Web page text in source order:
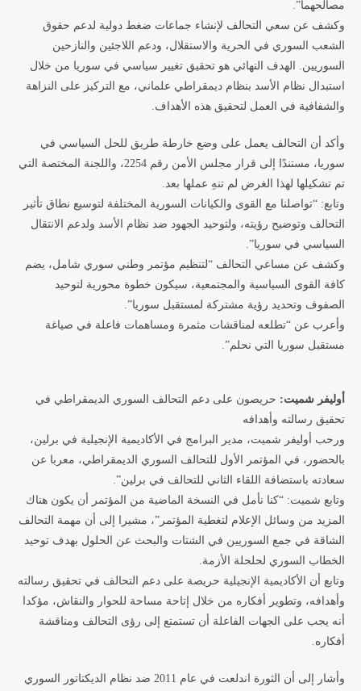
مصالحهما”.
وكشف عن سعي التحالف لإنشاء جماعات ضغط دولية لدعم حقوق
الشعب السوري في الحرية والاستقلال، ودعم اللاجئين والنازحين
السوريين. الهدف النهائي هو تحقيق تغيير سياسي في سوريا من خلال
استبدال نظام الأسد بنظام ديمقراطي علماني، مع التركيز على النزاهة
والشفافية في العمل لتحقيق هذه الأهداف.
وأكد أن التحالف يعمل على وضع خارطة طريق للحل السياسي في
سوريا، مستندًا إلى قرار مجلس الأمن رقم 2254، واللجنة المختصة التي
تم تشكيلها لهذا الغرض لم تنهِ عملها بعد.
وتابع: “تواصلنا مع القوى والكيانات السورية المختلفة لتوسيع نطاق تأثير
التحالف وتوضيح رؤيته، ولتوحيد الجهود ضد نظام الأسد ولدعم الانتقال
السياسي في سوريا”.
وكشف عن مساعي التحالف “لتنظيم مؤتمر وطني سوري شامل، يضم
كافة القوى السياسية والمجتمعية، سيكون خطوة محورية لتوحيد
الصفوف وتحديد رؤية مشتركة لمستقبل سوريا”.
وأعرب عن “تطلعه لمناقشات مثمرة ومساهمات فاعلة في صياغة
مستقبل سوريا التي نحلم”.
أوليفر شميت: حريصون على دعم التحالف السوري الديمقراطي في
تحقيق رسالته وأهدافه
ورحب أوليفر شميت، مدير البرامج في الأكاديمية الإنجيلية في برلين،
بالحضور، في المؤتمر الأول للتحالف السوري الديمقراطي، معربا عن
سعادته باستضافة اللقاء الثاني للتحالف في برلين”.
وتابع شميت: “كنا نأمل في النسخة الماضية من المؤتمر أن يكون هناك
المزيد من وسائل الإعلام لتغطية المؤتمر”، مشيرا إلى أن مهمة التحالف
الشاقة في جمع السوريين في الشتات والبحث عن الحلول بهدف توحيد
الخطاب السوري لحلحلة الأزمة.
وتابع أن الأكاديمية الإنجيلية حريصة على دعم التحالف في تحقيق رسالته
وأهدافه، وتطوير أفكاره من خلال إتاحة مساحة للحوار والنقاش، مؤكدا
أنه يجب على الجهات الفاعلة أن تستمتع إلى رؤى التحالف ومناقشة
أفكاره.
وأشار إلى أن الثورة اندلعت في عام 2011 ضد نظام الديكتاتور السوري